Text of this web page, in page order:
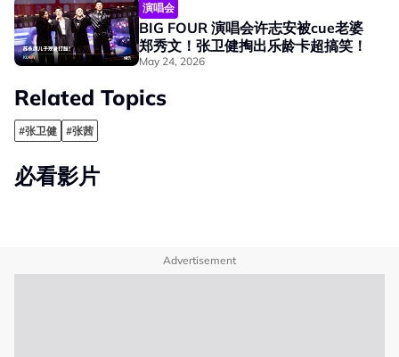
演唱会
BIG FOUR 演唱会许志安被cue老婆
郑秀文！张卫健掏出乐龄卡超搞笑！
May 24, 2026
Related Topics
#张卫健 #张茜
必看影片
Advertisement